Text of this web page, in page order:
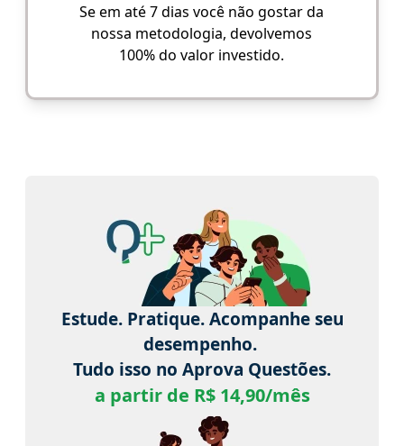
Se em até 7 dias você não gostar da
nossa metodologia, devolvemos
100% do valor investido.
Estude. Pratique. Acompanhe seu
desempenho.
Tudo isso no Aprova Questões.
a partir de R$ 14,90/mês